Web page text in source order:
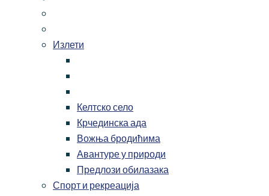
Излети
Келтско село
Крчединска ада
Вожња бродићима
Авантуре у природи
Предлози обилазака
Спорт и рекреација